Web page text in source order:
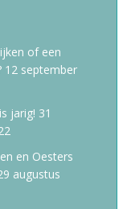
of een
12 september
jarig! 31
en Oesters
augustus